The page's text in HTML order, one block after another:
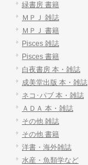
緑書房 書籍
ＭＰＪ 雑誌
ＭＰＪ 書籍
Pisces 雑誌
Pisces 書籍
白夜書房 本・雑誌
成美堂出版 本・雑誌
ネコ･パブ 本・雑誌
ＡＤＡ 本・雑誌
その他 雑誌
その他 書籍
洋書・海外雑誌
水産・魚類学など